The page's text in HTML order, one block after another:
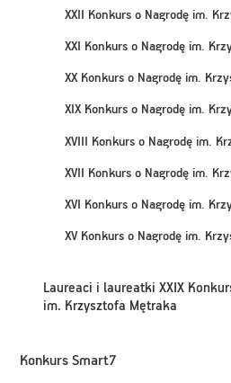
XXII Konkurs o Nagrodę im.
XXI Konkurs o Nagrodę im.
XX Konkurs o Nagrodę im.
XIX Konkurs o Nagrodę im.
XVIII Konkurs o Nagrodę im.
XVII Konkurs o Nagrodę im.
XVI Konkurs o Nagrodę im.
XV Konkurs o Nagrodę im.
Laureaci i laureatki XXIX
im. Krzysztofa Mętraka
Konkurs Smart7